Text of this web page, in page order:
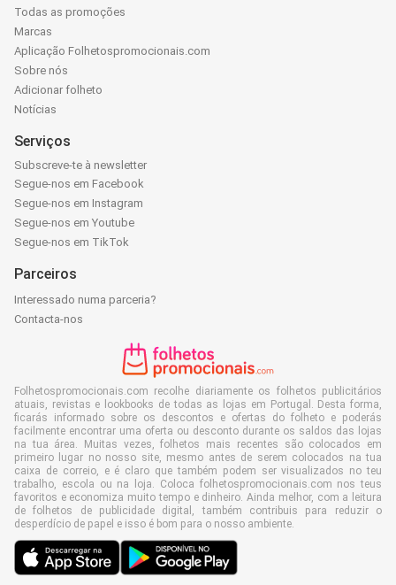
Todas as promoções
Marcas
Aplicação Folhetospromocionais.com
Sobre nós
Adicionar folheto
Notícias
Serviços
Subscreve-te à newsletter
Segue-nos em Facebook
Segue-nos em Instagram
Segue-nos em Youtube
Segue-nos em TikTok
Parceiros
Interessado numa parceria?
Contacta-nos
Folhetospromocionais.com recolhe diariamente os folhetos publicitários
atuais, revistas e lookbooks de todas as lojas em Portugal. Desta forma,
ficarás informado sobre os descontos e ofertas do folheto e poderás
facilmente encontrar uma oferta ou desconto durante os saldos das lojas
na tua área. Muitas vezes, folhetos mais recentes são colocados em
primeiro lugar no nosso site, mesmo antes de serem colocados na tua
caixa de correio, e é claro que também podem ser visualizados no teu
trabalho, escola ou na loja. Coloca folhetospromocionais.com nos teus
favoritos e economiza muito tempo e dinheiro. Ainda melhor, com a leitura
de folhetos de publicidade digital, também contribuis para reduzir o
desperdício de papel e isso é bom para o nosso ambiente.